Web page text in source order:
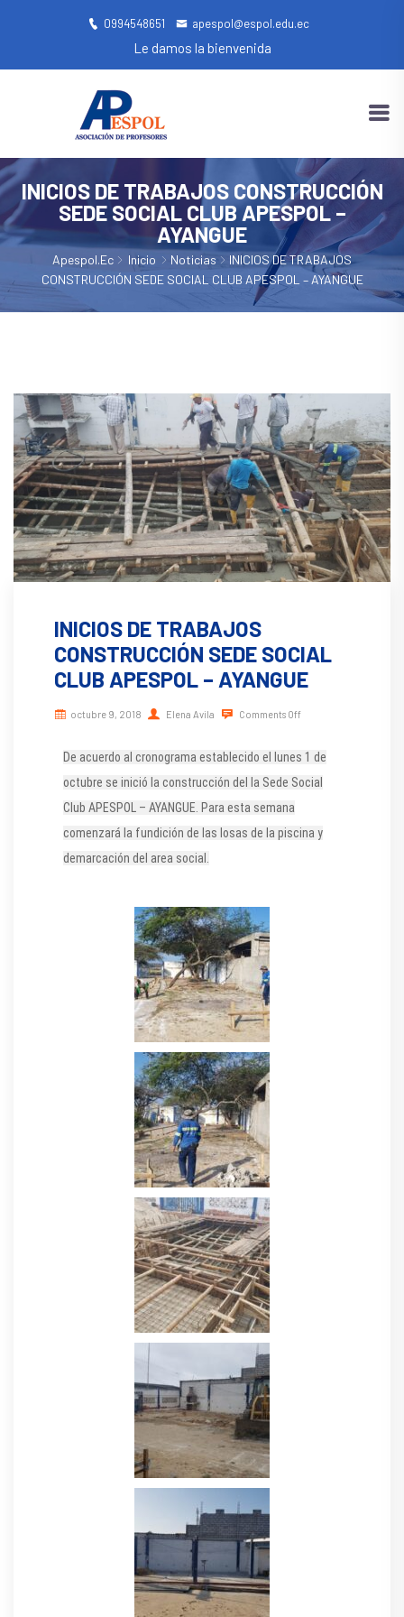
0994548651 apespol@espol.edu.ec
Le damos la bienvenida
INICIOS DE TRABAJOS CONSTRUCCIÓN
SEDE SOCIAL CLUB APESPOL –
AYANGUE
Apespol.ec Inicio Noticias
INICIOS DE TRABAJOS
CONSTRUCCIÓN SEDE SOCIAL CLUB APESPOL – AYANGUE
INICIOS DE TRABAJOS
CONSTRUCCIÓN SEDE SOCIAL
CLUB APESPOL – AYANGUE
octubre 9, 2018 Elena Avila Comments Off
De acuerdo al cronograma establecido el lunes 1 de
octubre se inició la construcción del la Sede Social
Club APESPOL – AYANGUE. Para esta semana
comenzará la fundición de las losas de la piscina y
demarcación del area social.